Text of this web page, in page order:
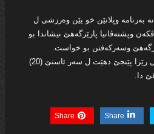
به‌رنامه‌ وپلانێن خو یێن وه‌رزشى ل
وپشته‌ڤانیا پارێزگه‌هێ نیشاندا بو
وسه‌ركه‌فتن بو خواست.
هه‌ژى گوتنێ یه‌ نوكه‌ یانا زاخو ل رێزا پێنجێ دهێت ل سه‌ر ئاستێ (20)
دا.
Share
Share